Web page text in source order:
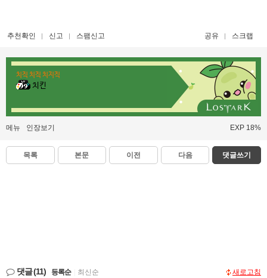
추천확인 신고 스팸신고 공유 스크랩
치직 치직 치지직
치킨
메뉴 인장보기 EXP 18%
목록 본문 이전 다음 댓글쓰기
댓글(11) 등록순 최신순 새로고침